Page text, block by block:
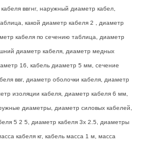
ввгнг, наружный диаметр кабел,
какой диаметр кабеля 2 , диаметр
кабеля по сечению таблица, диаметр
диаметр кабеля, диаметр медных
16, кабель диаметр 5 мм, сечение
ввг, диаметр оболочки кабеля, диаметр
изоляции кабеля, диаметр кабеля 6 мм,
диаметры, диаметр силовых кабелей,
5 2 5, диаметр кабеля 3х 2.5, диаметры
кабеля кг, кабель масса 1 м, масса